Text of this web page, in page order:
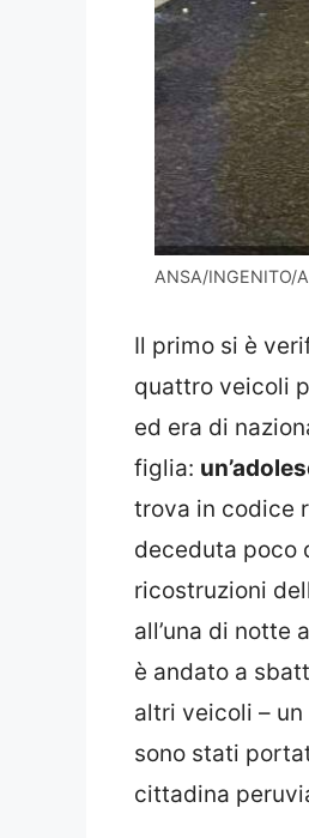
ANSA/INGENITO/
Il primo si è
quattro veicoli
ed era di
figlia:
trova in codice
deceduta poco
ricostruzioni
all’una di notte
è andato a
altri veicoli –
sono stati
cittadina